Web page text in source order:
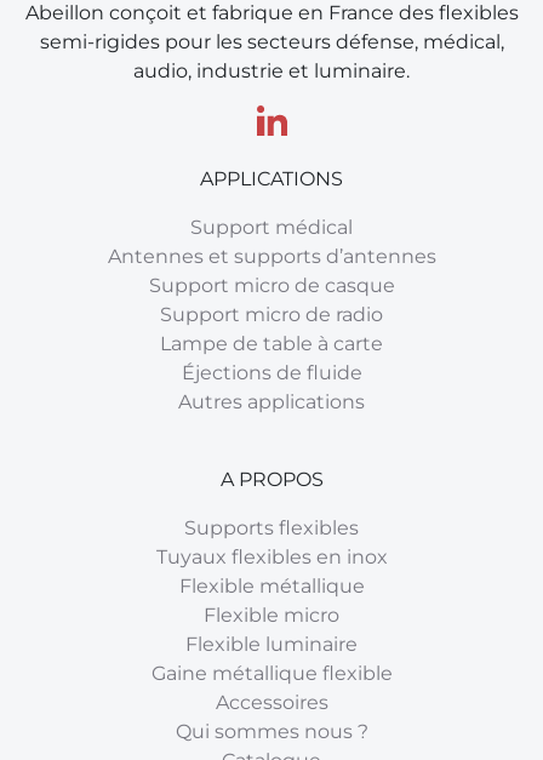
Abeillon conçoit et fabrique en France des flexibles
semi-rigides pour les secteurs défense, médical,
audio, industrie et luminaire.
APPLICATIONS
Support médical
Antennes et supports d’antennes
Support micro de casque
Support micro de radio
Lampe de table à carte
Éjections de fluide
Autres applications
A PROPOS
Supports flexibles
Tuyaux flexibles en inox
Flexible métallique
Flexible micro
Flexible luminaire
Gaine métallique flexible
Accessoires
Qui sommes nous ?